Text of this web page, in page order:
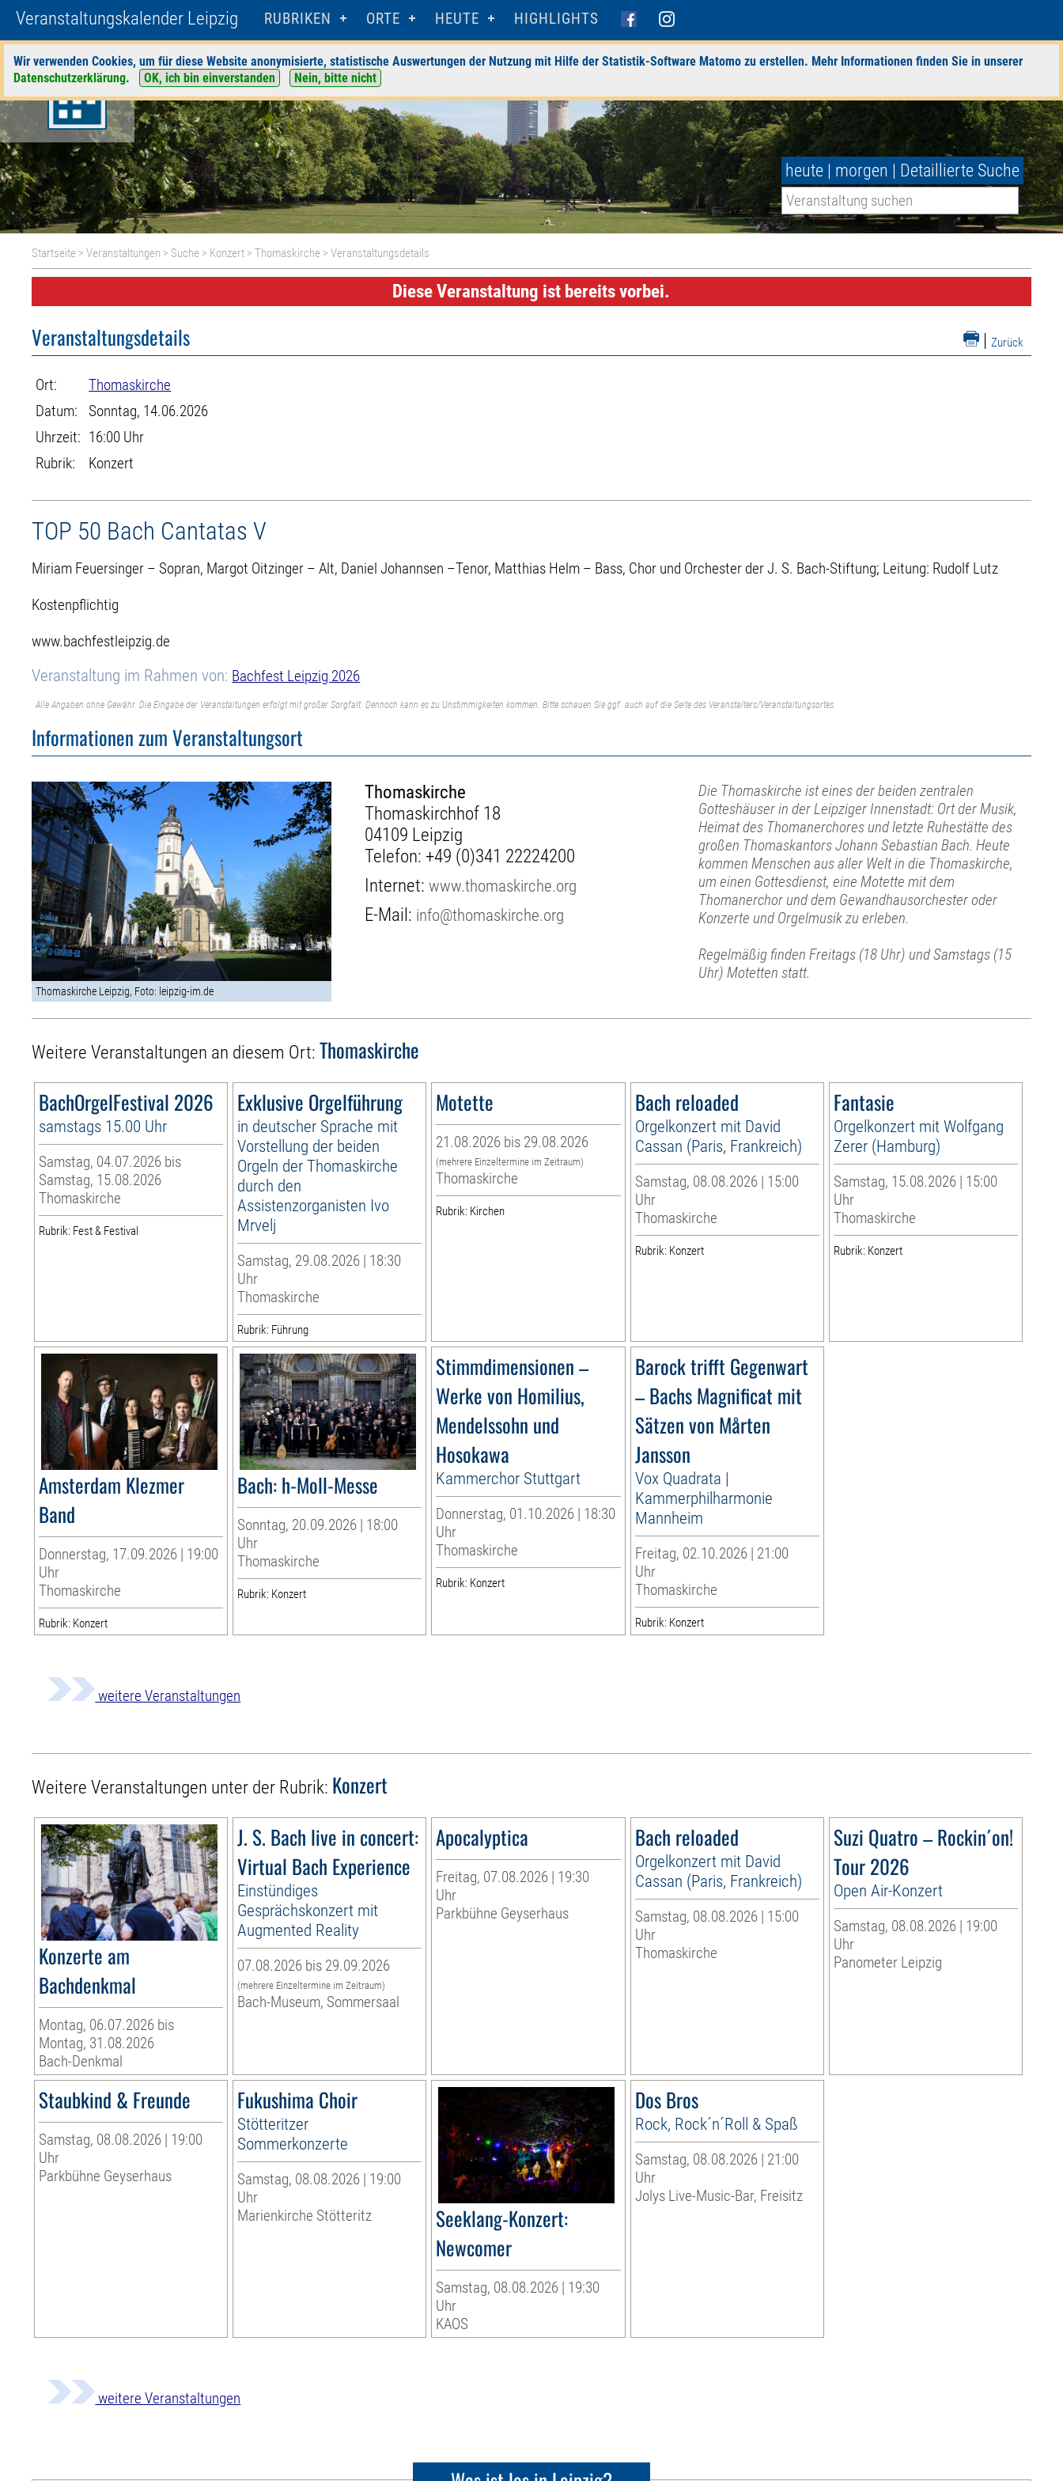
Veranstaltungskalender Leipzig RUBRIKEN ORTE HEUTE HIGHLIGHTS
Wir verwenden Cookies, um für diese Website anonymisierte, statistische Auswertungen der Nutzung mit Hilfe der Statistik-Software Matomo zu erstellen. Mehr Informationen finden Sie in unserer
Datenschutzerklärung. OK, ich bin einverstanden Nein, bitte nicht
heute | morgen | Detaillierte Suche
Startseite >Veranstaltungen > Suche > Konzert >Thomaskirche > Veranstaltungsdetails
Diese Veranstaltung ist bereits vorbei.
| Zurück
Veranstaltungsdetails
Ort:
Thomaskirche
Datum:
Sonntag, 14.06.2026
Uhrzeit: 16:00 Uhr
Rubrik:
Konzert
TOP 50 Bach Cantatas V
Miriam Feuersinger – Sopran, Margot Oitzinger – Alt, Daniel Johannsen –Tenor, Matthias Helm – Bass, Chor und Orchester der J. S. Bach-Stiftung; Leitung: Rudolf Lutz
Kostenpflichtig
www.bachfestleipzig.de
Veranstaltung im Rahmen von: Bachfest Leipzig 2026
Alle Angaben ohne Gewähr. Die Eingabe der Veranstaltungen erfolgt mit großer Sorgfalt. Dennoch kann es zu Unstimmigkeiten kommen. Bitte schauen Sie ggf. auch auf die Seite des Veranstalters/Veranstaltungsortes.
Informationen zum Veranstaltungsort
Thomaskirche Leipzig, Foto: leipzig-im.de
Thomaskirche
Thomaskirchhof 18
04109 Leipzig
Telefon: +49 (0)341 22224200
Internet:www.thomaskirche.org
E-Mail: info@thomaskirche.org
Die Thomaskirche ist eines der beiden zentralen
Gotteshäuser in der Leipziger Innenstadt: Ort der Musik,
Heimat des Thomanerchores und letzte Ruhestätte des
großen Thomaskantors Johann Sebastian Bach. Heute
kommen Menschen aus aller Welt in die Thomaskirche,
um einen Gottesdienst, eine Motette mit dem
Thomanerchor und dem Gewandhausorchester oder
Konzerte und Orgelmusik zu erleben.
Regelmäßig finden Freitags (18 Uhr) und Samstags (15
Uhr) Motetten statt.
Weitere Veranstaltungen an diesem Ort: Thomaskirche
BachOrgelFestival 2026
samstags 15.00 Uhr
Samstag, 04.07.2026 bis
Samstag, 15.08.2026
Thomaskirche
Rubrik: Fest & Festival
Exklusive Orgelführung
in deutscher Sprache mit
Vorstellung der beiden
Orgeln der Thomaskirche
durch den
Assistenzorganisten Ivo
Mrvelj
Samstag, 29.08.2026 | 18:30
Uhr
Thomaskirche
Rubrik: Führung
Motette
21.08.2026 bis 29.08.2026
(mehrere Einzeltermine im Zeitraum)
Thomaskirche
Rubrik: Kirchen
Bach reloaded
Orgelkonzert mit David
Cassan (Paris, Frankreich)
Samstag, 08.08.2026 | 15:00
Uhr
Thomaskirche
Rubrik: Konzert
Fantasie
Orgelkonzert mit Wolfgang
Zerer (Hamburg)
Samstag, 15.08.2026 | 15:00
Uhr
Thomaskirche
Rubrik: Konzert
Amsterdam Klezmer
Band
Donnerstag, 17.09.2026 | 19:00
Uhr
Thomaskirche
Rubrik: Konzert
Bach: h-Moll-Messe
Sonntag, 20.09.2026 | 18:00
Uhr
Thomaskirche
Rubrik: Konzert
Stimmdimensionen –
Werke von Homilius,
Mendelssohn und
Hosokawa
Kammerchor Stuttgart
Donnerstag, 01.10.2026 | 18:30
Uhr
Thomaskirche
Rubrik: Konzert
Barock trifft Gegenwart
– Bachs Magnificat mit
Sätzen von Mårten
Jansson
Vox Quadrata |
Kammerphilharmonie
Mannheim
Freitag, 02.10.2026 | 21:00
Uhr
Thomaskirche
Rubrik: Konzert
weitere Veranstaltungen
Weitere Veranstaltungen unter der Rubrik: Konzert
Konzerte am
Bachdenkmal
Montag, 06.07.2026 bis
Montag, 31.08.2026
Bach-Denkmal
J. S. Bach live in concert:
Virtual Bach Experience
Einstündiges
Gesprächskonzert mit
Augmented Reality
07.08.2026 bis 29.09.2026
(mehrere Einzeltermine im Zeitraum)
Bach-Museum, Sommersaal
Apocalyptica
Freitag, 07.08.2026 | 19:30
Uhr
Parkbühne Geyserhaus
Bach reloaded
Orgelkonzert mit David
Cassan (Paris, Frankreich)
Samstag, 08.08.2026 | 15:00
Uhr
Thomaskirche
Suzi Quatro – Rockin´on!
Tour 2026
Open Air-Konzert
Samstag, 08.08.2026 | 19:00
Uhr
Panometer Leipzig
Staubkind & Freunde
Samstag, 08.08.2026 | 19:00
Uhr
Parkbühne Geyserhaus
Fukushima Choir
Stötteritzer
Sommerkonzerte
Samstag, 08.08.2026 | 19:00
Uhr
Marienkirche Stötteritz
Seeklang-Konzert:
Newcomer
Samstag, 08.08.2026 | 19:30
Uhr
KAOS
Dos Bros
Rock, Rock´n´Roll & Spaß
Samstag, 08.08.2026 | 21:00
Uhr
Jolys Live-Music-Bar, Freisitz
weitere Veranstaltungen